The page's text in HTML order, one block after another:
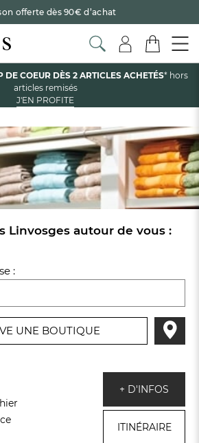
offerte dès 90€ d’achat
offert avec Colissimo* !
3x ou 4x sans frais avec Alma
: offrez 15€, recevez 15€ !
Je
découvre
de coeurdès 2 articles achetés !
DE COEUR DÈS 2 ARTICLES ACHETÉS* hors
articles remisés
J'EN PROFITE
MAGASINS
Linvosges autour de vous :
:
UNE BOUTIQUE
+ D'INFOS
ITINÉRAIRE